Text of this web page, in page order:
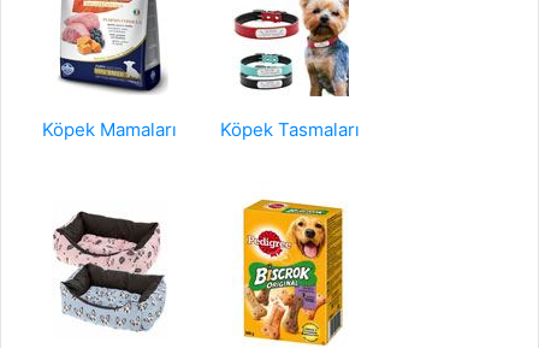
Köpek Mamaları Köpek Tasmaları